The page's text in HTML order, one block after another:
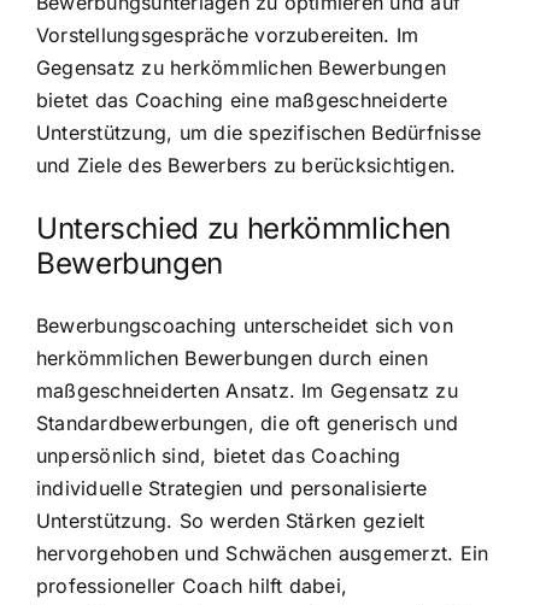
Vorstellungsgespräche vorzubereiten. Im
Gegensatz zu herkömmlichen Bewerbungen
bietet das Coaching eine maßgeschneiderte
Unterstützung, um die spezifischen Bedürfnisse
und Ziele des Bewerbers zu berücksichtigen.
Unterschied zu herkömmlichen
Bewerbungen
Bewerbungscoaching unterscheidet sich von
herkömmlichen Bewerbungen durch einen
maßgeschneiderten Ansatz. Im Gegensatz zu
Standardbewerbungen, die oft generisch und
unpersönlich sind, bietet das Coaching
individuelle Strategien und personalisierte
Unterstützung. So werden Stärken gezielt
hervorgehoben und Schwächen ausgemerzt. Ein
professioneller Coach hilft dabei,